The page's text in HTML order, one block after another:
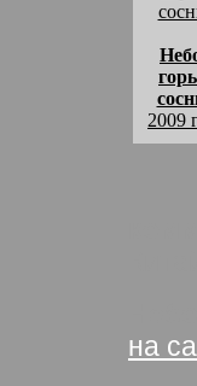
2009
на